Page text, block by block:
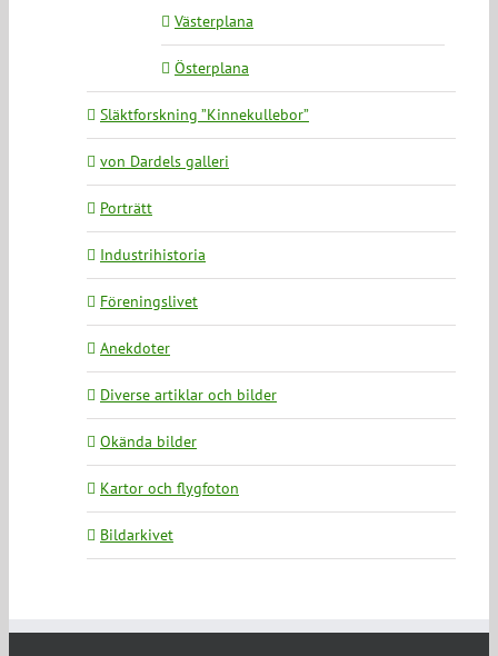
Västerplana
Österplana
Släktforskning ”Kinnekullebor”
von Dardels galleri
Porträtt
Industrihistoria
Föreningslivet
Anekdoter
Diverse artiklar och bilder
Okända bilder
Kartor och flygfoton
Bildarkivet